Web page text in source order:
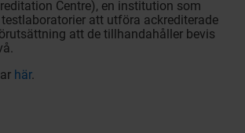
Centre), en institution som
att utföra ackrediterade
att de tillhandahåller bevis
här.